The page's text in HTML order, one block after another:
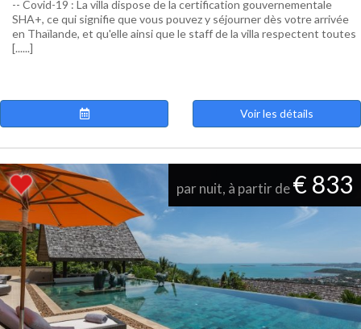
-- Covid-19 : La villa dispose de la certification gouvernementale
SHA+, ce qui signifie que vous pouvez y séjourner dès votre arrivée
en Thaïlande, et qu'elle ainsi que le staff de la villa respectent toutes
[......]
Voir les détails
par nuit, à partir de€ 833